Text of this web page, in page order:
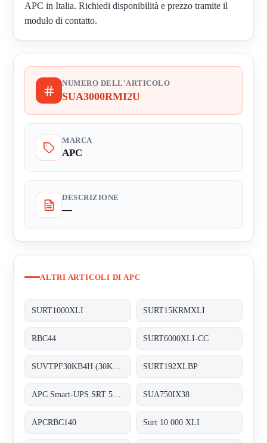
APC in Italia. Richiedi disponibilità e prezzo tramite il
modulo di contatto.
NUMERO DELL'ARTICOLO
SUA3000RMI2U
MARCA
APC
DESCRIZIONE
—
ALTRI ARTICOLI DI APC
SURT1000XLI SURT15KRMXLI
RBC44 SURT6000XLI-CC
SURT192XLBP
SUA750IX38
APCRBC140 Surt 10 000 XLI